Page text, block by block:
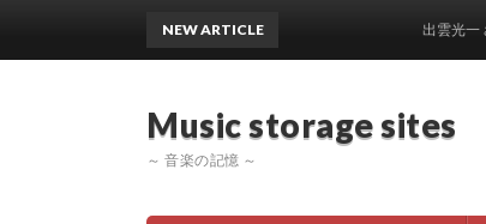
Music storage
～ 音楽の記憶 ～
NEW ARTICLE 出雲光一 さん